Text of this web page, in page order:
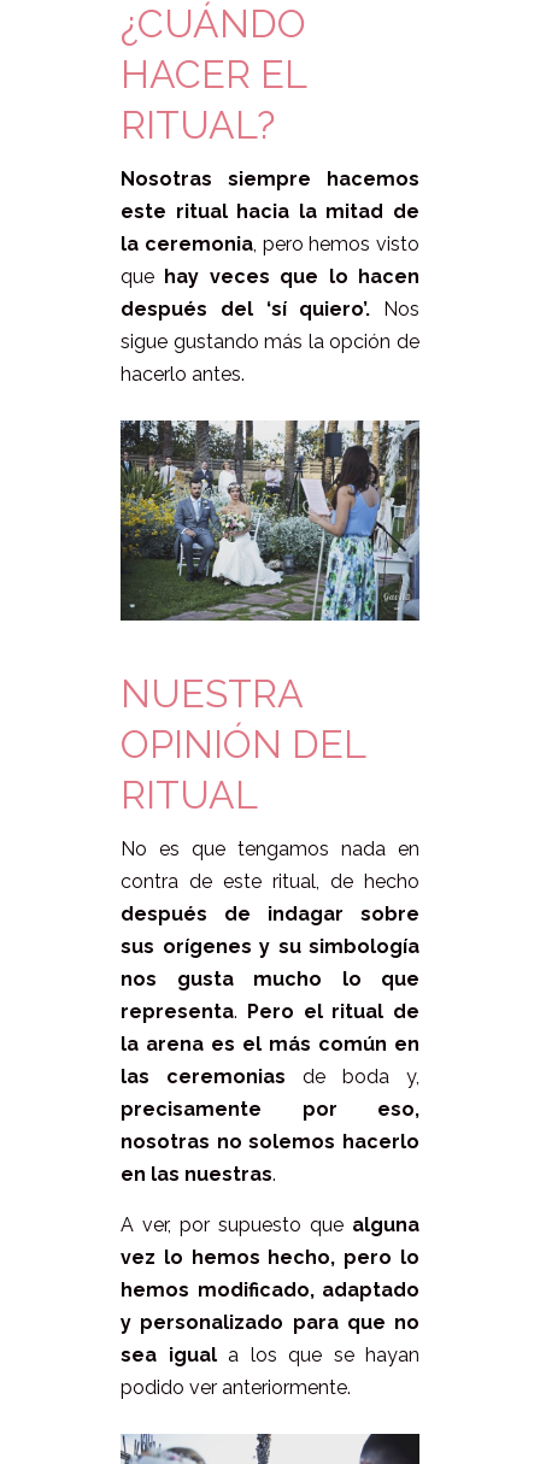
¿CUÁNDO
HACER EL
RITUAL?
Nosotras siempre hacemos
este ritual hacia la mitad de
la ceremonia, pero hemos visto
que hay veces que lo hacen
después del ‘sí quiero’. Nos
sigue gustando más la opción de
hacerlo antes.
NUESTRA
OPINIÓN DEL
RITUAL
No es que tengamos nada en
contra de este ritual, de hecho
después de indagar sobre
sus orígenes y su simbología
nos gusta mucho lo que
representa. Pero el ritual de
la arena es el más común en
las ceremonias de boda y,
precisamente por eso,
nosotras no solemos hacerlo
en las nuestras.
A ver, por supuesto que alguna
vez lo hemos hecho, pero lo
hemos modificado, adaptado
y personalizado para que no
sea iguala los que se hayan
podido ver anteriormente.